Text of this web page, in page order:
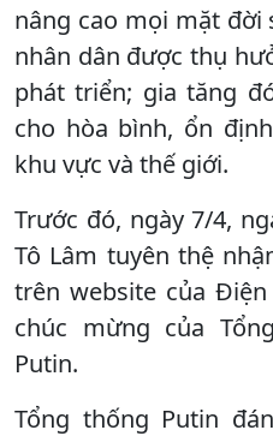
nâng cao mọi mặt đời
nhân dân được thụ
phát triển; gia tăng
cho hòa bình, ổn
khu vực và thế giới.
Trước đó, ngày 7/4,
Tô Lâm tuyên thệ
trên website của
chúc mừng của
Putin.
Tổng thống Putin